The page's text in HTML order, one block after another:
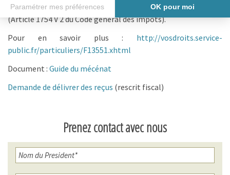
Paramétrer mes préférences OK pour moi
Axeptio consent
Plateforme de Gestion du Consentement : Personnalisez vos
Notre plateforme vous permet d'adapter et de gérer vos
solidairement responsables du paiement de l’amende.
(Article 1754 V 2 du Code général des impôts).
Pour en savoir plus : http://vosdroits.service-
public.fr/particuliers/F13551.xhtml
Document : Guide du mécénat
Demande de délivrer des reçus (rescrit fiscal)
Prenez contact avec nous